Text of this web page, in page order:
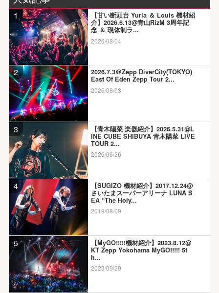
1
【甘い断頭台 Yuria ＆ Louis 機材紹
介】2026.6.13@青山RizM 3周年記
念 ＆ 現体制ラ...
2026/08/04
2
2026.7.3＠Zepp DiverCity(TOKYO)
East Of Eden Zepp Tour 2...
2026/08/03
3
【青木陽菜 楽器紹介】2026.5.31@L
INE CUBE SHIBUYA 青木陽菜 LIVE
TOUR 2...
2026/06/26
4
【SUGIZO 機材紹介】2017.12.24@
さいたまスーパーアリーナ LUNA S
EA “The Holy...
2019/08/09
5
【MyGO!!!!!機材紹介】2023.8.12@
KT Zepp Yokohama MyGO!!!!! 5t
h...
2023/09/29